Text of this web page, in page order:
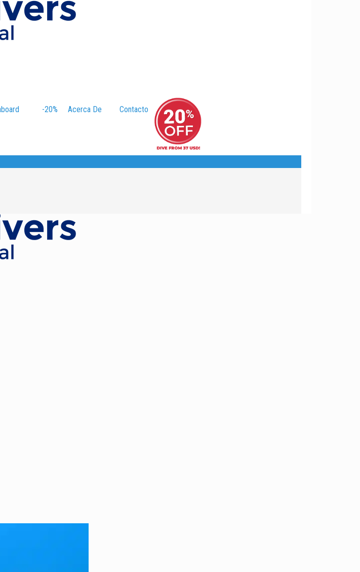
-20% Acerca De Contacto